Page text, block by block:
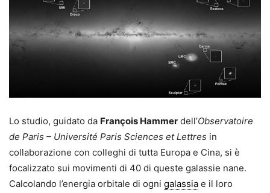
Lo studio, guidato da François Hammer dell’Observatoire
de Paris – Université Paris Sciences et Lettres in
collaborazione con colleghi di tutta Europa e Cina, si è
focalizzato sui movimenti di 40 di queste galassie nane.
Calcolando l’energia orbitale di ogni galassia e il loro